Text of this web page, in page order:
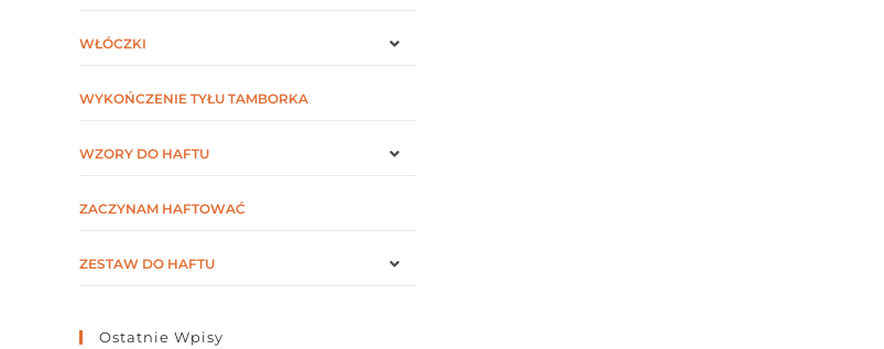
WŁÓCZKI
WYKOŃCZENIE TYŁU TAMBORKA
WZORY DO HAFTU
ZACZYNAM HAFTOWAĆ
ZESTAW DO HAFTU
Ostatnie Wpisy